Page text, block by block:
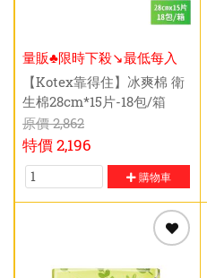
量販♣限時下殺↘️最低每入
$116元
【Kotex靠得住】冰爽棉 衛
生棉28cm*15片-18包/箱
原價2,862
特價2,196
購物車